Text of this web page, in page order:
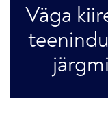
Väga